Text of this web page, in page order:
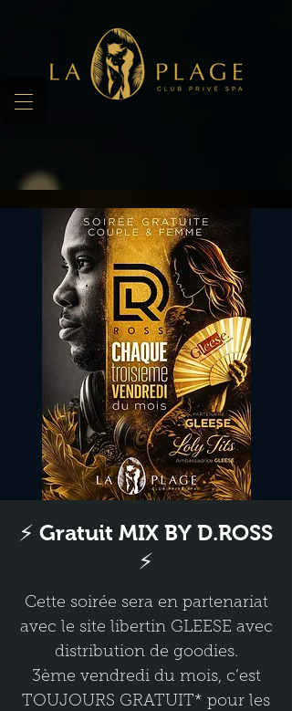
⚡ Gratuit MIX BY D.ROSS
⚡
Cette soirée sera en partenariat
avec le site libertin GLEESE avec
distribution de goodies.
3ème vendredi du mois, c’est
TOUJOURS GRATUIT* pour les